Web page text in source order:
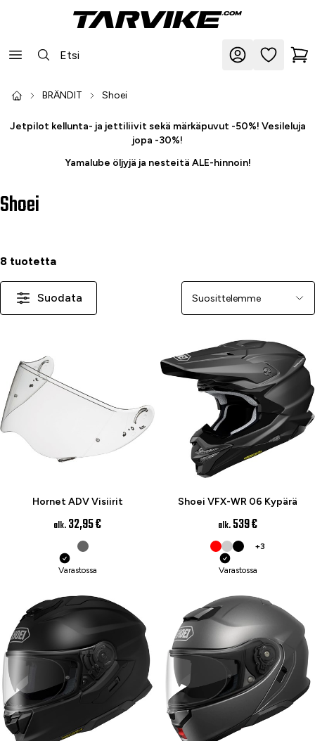
BRÄNDIT Shoei
Jetpilot kellunta- ja jettiliivit sekä märkäpuvut -50%! Vesileluja
jopa -30%!
Yamalube öljyjä ja nesteitä ALE-hinnoin!
Shoei
8 tuotetta
Suodata Järjestä
Hornet ADV Visiirit
alk. 32,95 €
Varastossa
Shoei VFX-WR 06 Kypärä
alk. 539 €
+3
Varastossa